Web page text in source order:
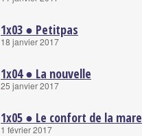
1x03 ● Petitpas
18 janvier 2017
1x04 ● La nouvelle
25 janvier 2017
1x05 ● Le confort de la mare
1 février 2017